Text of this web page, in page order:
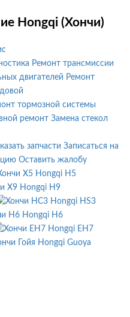
Hongqi (Хончи)
Ремонт трансмиссии
двигателей Ремонт
тормозной системы
ремонт Замена стекол
запчасти Записаться на
Оставить жалобу
Hongqi H5
Hongqi H9
Hongqi HS3
Hongqi H6
Hongqi EH7
Hongqi Guoya